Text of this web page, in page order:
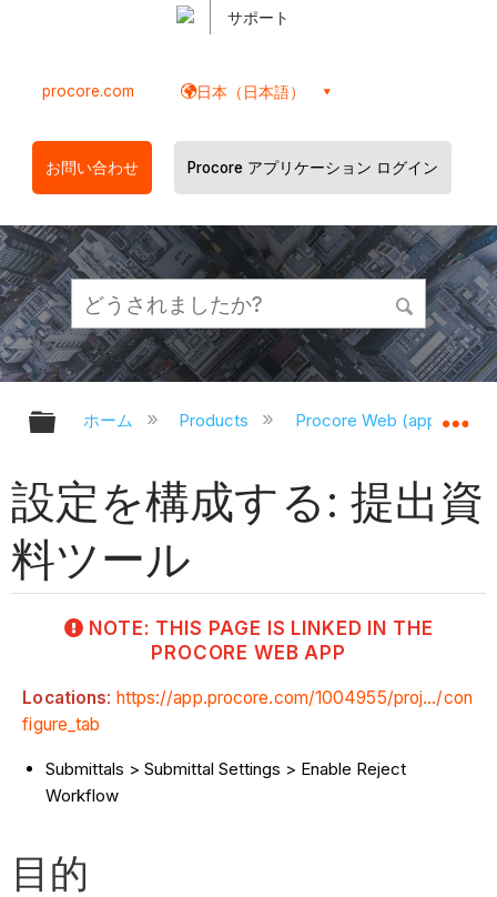
サポート
procore.com 日本（日本語）
お問い合わせ Procore アプリケーション ログイン
グローバル階層を展開/折りたたむ
ホーム Products Procore Web
設定を構成する: 提出資
料ツール
NOTE: THIS PAGE IS LINKED IN THE
PROCORE WEB APP
Locations: https://app.procore.com/1004955/proj.../con
figure_tab
​​​​​​Submittals > Submittal Settings > Enable Reject
Workflow
目的